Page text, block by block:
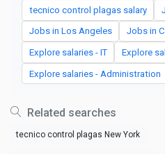
tecnico control plagas salary
Jobs in Los Angeles Jobs in
Explore salaries - IT Explore
Explore salaries - Administration
Related searches
tecnico control plagas New York